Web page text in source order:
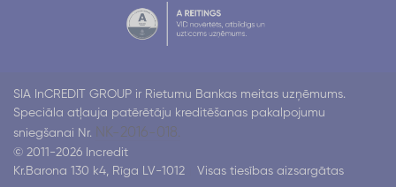
SIA InCREDIT GROUP ir Rietumu Bankas meitas uzņēmums.
Speciāla atļauja patērētāju kreditēšanas pakalpojumu
sniegšanai Nr. NK-2016-018.
© 2011-2026 Incredit
Kr.Barona 130 k4, Rīga LV-1012
Visas tiesības aizsargātas